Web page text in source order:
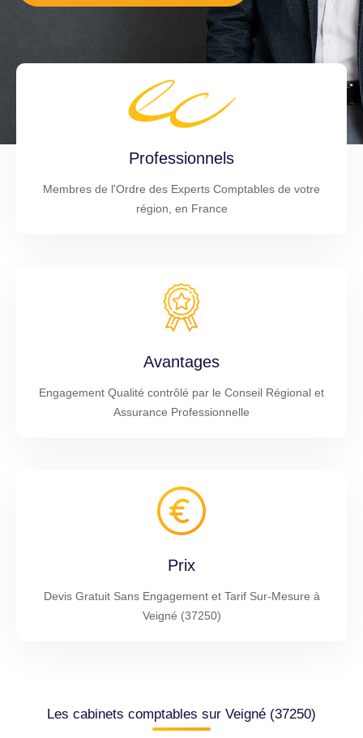
Professionnels
Membres de l'Ordre des Experts Comptables de votre
région, en France
Avantages
Engagement Qualité contrôlé par le Conseil Régional et
Assurance Professionnelle
Prix
Devis Gratuit Sans Engagement et Tarif Sur-Mesure à
Veigné (37250)
Les cabinets comptables sur Veigné (37250)